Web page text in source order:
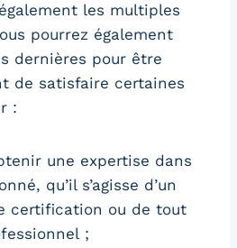
les multiples
pourrez également
dernières pour être
de satisfaire certaines
:
une expertise dans
qu’il s’agisse d’un
certification ou de tout
;